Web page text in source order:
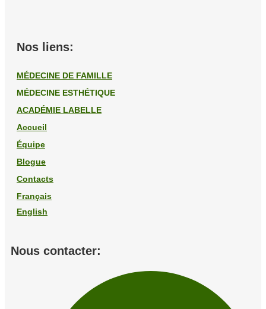
Nos liens:
MÉDECINE DE FAMILLE
MÉDECINE ESTHÉTIQUE
ACADÉMIE LABELLE
Accueil
Équipe
Blogue
Contacts
Français
English
Nous contacter: